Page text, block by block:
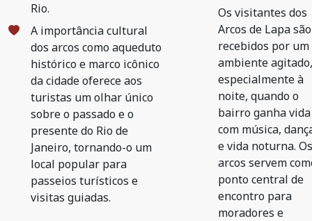
Rio.
A importância cultural
dos arcos como aqueduto
histórico e marco icônico
da cidade oferece aos
turistas um olhar único
sobre o passado e o
presente do Rio de
Janeiro, tornando-o um
local popular para
passeios turísticos e
visitas guiadas.
Os visitantes dos
Arcos de Lapa são
recebidos por um
ambiente agitado,
especialmente à
noite, quando o
bairro ganha vida
com música,
e vida noturna. Os
arcos servem
ponto central de
encontro para
moradores e